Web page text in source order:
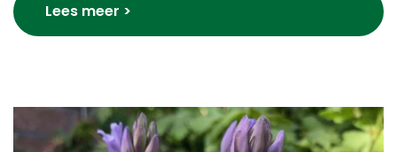
Lees meer >